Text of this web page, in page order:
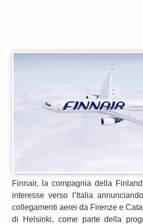
Finnair, la compagnia della
interesse verso l’Italia
collegamenti aerei da Firenze e
di Helsinki, come parte della